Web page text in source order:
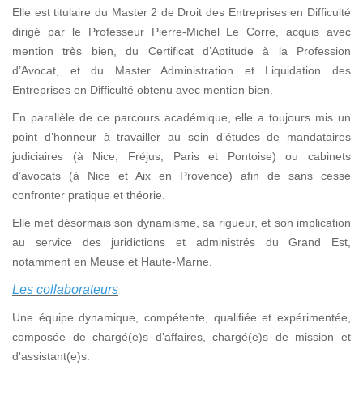
Elle est titulaire du Master 2 de Droit des Entreprises en Difficulté
dirigé par le Professeur Pierre-Michel Le Corre, acquis avec
mention très bien, du Certificat d’Aptitude à la Profession
d’Avocat, et du Master Administration et Liquidation des
Entreprises en Difficulté obtenu avec mention bien.
En parallèle de ce parcours académique, elle a toujours mis un
point d’honneur à travailler au sein d’études de mandataires
judiciaires (à Nice, Fréjus, Paris et Pontoise) ou cabinets
d’avocats (à Nice et Aix en Provence) afin de sans cesse
confronter pratique et théorie.
Elle met désormais son dynamisme, sa rigueur, et son implication
au service des juridictions et administrés du Grand Est,
notamment en Meuse et Haute-Marne.
Les collaborateurs
Une équipe dynamique, compétente, qualifiée et expérimentée,
composée de chargé(e)s d'affaires, chargé(e)s de mission et
d'assistant(e)s.